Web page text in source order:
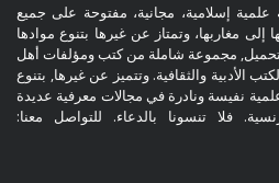
علمية إسلامية، مجانية، مفتوحة على جميع
مغاربها، وتمتاز عن غيرها بتنوع موادها
للتحميل, مجموعة شاملة من كتب ومؤلفات أهل
الأدبية والثقافية. وتتميز عن غيرها, بتنوع
نفيسة ونادرة في مجالات معرفية عديدة
فلا تنسونا بالدعاء. للتواصل معنا: